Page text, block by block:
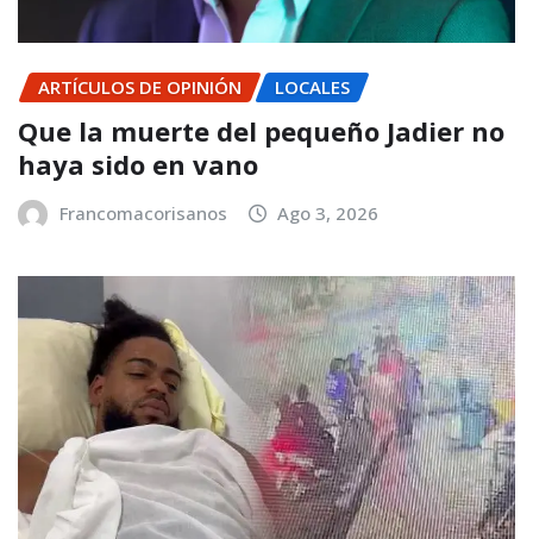
ARTÍCULOS DE OPINIÓN LOCALES
Que la muerte del pequeño Jadier no
haya sido en vano
Francomacorisanos Ago 3, 2026